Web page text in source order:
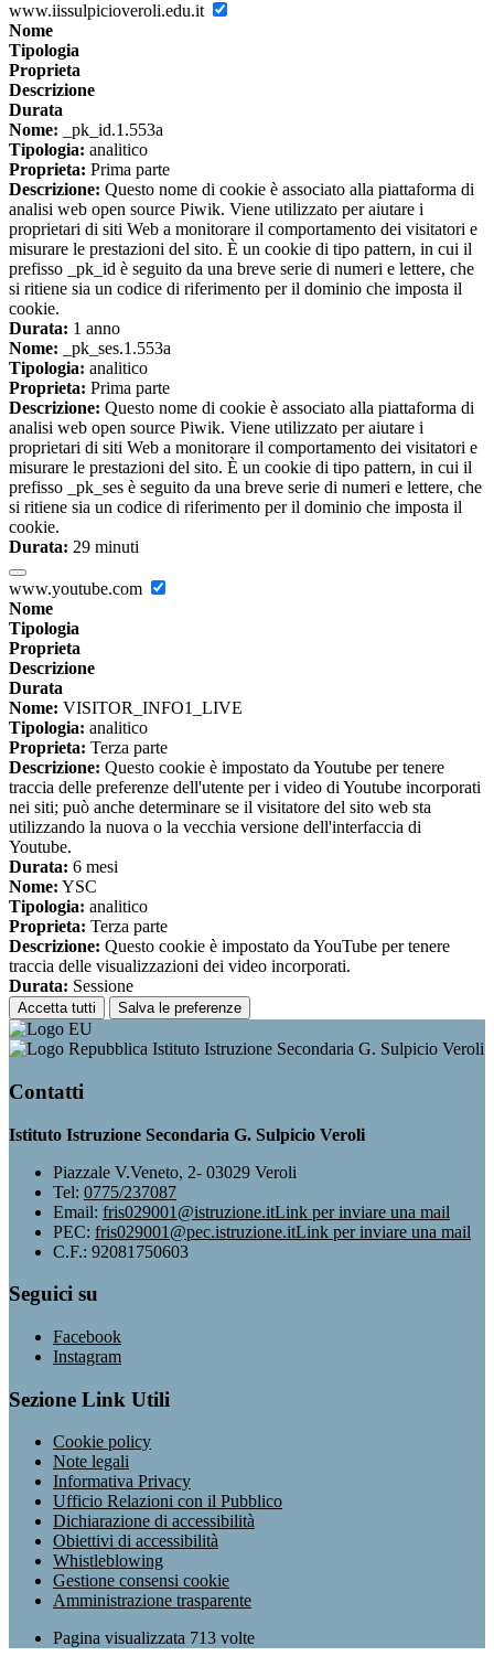
www.iissulpicioveroli.edu.it
Nome
Tipologia
Proprieta
Descrizione
Durata
Nome: _pk_id.1.553a
Tipologia: analitico
Proprieta: Prima parte
Descrizione: Questo nome di cookie è associato alla piattaforma di
analisi web open source Piwik. Viene utilizzato per aiutare i
proprietari di siti Web a monitorare il comportamento dei visitatori e
misurare le prestazioni del sito. È un cookie di tipo pattern, in cui il
prefisso _pk_id è seguito da una breve serie di numeri e lettere, che
si ritiene sia un codice di riferimento per il dominio che imposta il
cookie.
Durata: 1 anno
Nome: _pk_ses.1.553a
Tipologia: analitico
Proprieta: Prima parte
Descrizione: Questo nome di cookie è associato alla piattaforma di
analisi web open source Piwik. Viene utilizzato per aiutare i
proprietari di siti Web a monitorare il comportamento dei visitatori e
misurare le prestazioni del sito. È un cookie di tipo pattern, in cui il
prefisso _pk_ses è seguito da una breve serie di numeri e lettere, che
si ritiene sia un codice di riferimento per il dominio che imposta il
cookie.
Durata: 29 minuti
www.youtube.com
Nome
Tipologia
Proprieta
Descrizione
Durata
Nome: VISITOR_INFO1_LIVE
Tipologia: analitico
Proprieta: Terza parte
Descrizione: Questo cookie è impostato da Youtube per tenere
traccia delle preferenze dell'utente per i video di Youtube incorporati
nei siti; può anche determinare se il visitatore del sito web sta
utilizzando la nuova o la vecchia versione dell'interfaccia di
Youtube.
Durata: 6 mesi
Nome: YSC
Tipologia: analitico
Proprieta: Terza parte
Descrizione: Questo cookie è impostato da YouTube per tenere
traccia delle visualizzazioni dei video incorporati.
Durata: Sessione
Accetta tutti Salva le preferenze
Istituto Istruzione Secondaria G. Sulpicio Veroli
Contatti
Istituto Istruzione Secondaria G. Sulpicio Veroli
Piazzale V.Veneto, 2- 03029 Veroli
Tel: 0775/237087
Email: fris029001@istruzione.itLink per inviare una mail
PEC: fris029001@pec.istruzione.itLink per inviare una mail
C.F.: 92081750603
Seguici su
Facebook
Instagram
Sezione Link Utili
Cookie policy
Note legali
Informativa Privacy
Ufficio Relazioni con il Pubblico
Dichiarazione di accessibilità
Obiettivi di accessibilità
Whistleblowing
Gestione consensi cookie
Amministrazione trasparente
Pagina visualizzata 713 volte